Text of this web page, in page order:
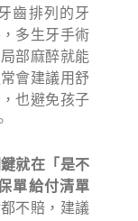
齒排列的牙
多生牙手術
部麻醉就能
會建議用舒
也避免孩子
就在「是不
單給付清單
不賠，建議